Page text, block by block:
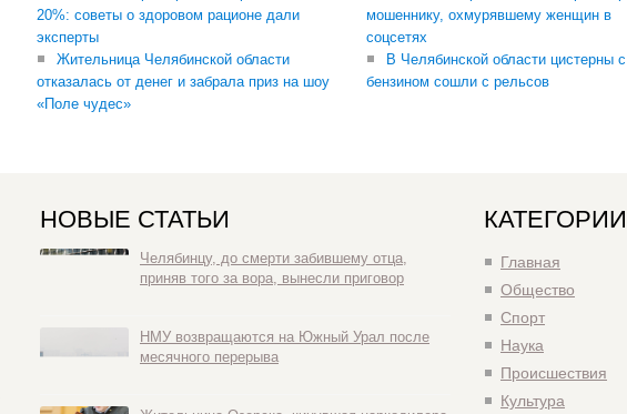
20%: советы о здоровом рационе дали
эксперты
Жительница Челябинской области
отказалась от денег и забрала приз на шоу
«Поле чудес»
мошеннику, охмурявшему женщин в
соцсетях
В Челябинской области цистерны с
бензином сошли с рельсов
НОВЫЕ СТАТЬИ
Челябинцу, до смерти забившему отца,
приняв того за вора, вынесли приговор
НМУ возвращаются на Южный Урал после
месячного перерыва
КАТЕГОРИИ
Главная
Общество
Спорт
Наука
Происшествия
Культура